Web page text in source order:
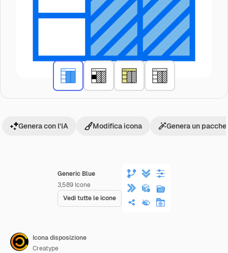
Generic Blue
3,589 Icone
Vedi tutte le icone
Genera con l'IA Modifica icona Genera un
Icona disposizione
Creatype